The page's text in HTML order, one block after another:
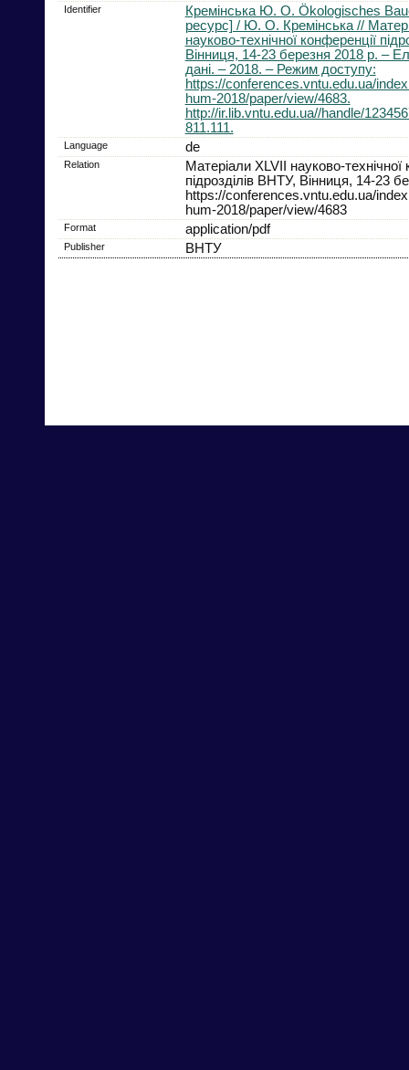
Identifier
Кремінська Ю. О. Ökologisches
ресурс] / Ю. О. Кремінська //
науково-технічної конференції
Вінниця, 14-23 березня 2018 р. –
дані. – 2018. – Режим доступу:
https://conferences.vntu.edu.ua/
hum-2018/paper/view/4683.
http://ir.lib.vntu.edu.ua//handle/
811.111.
Language de
Relation
Матеріали XLVII науково-технічної
підрозділів ВНТУ, Вінниця, 14-23
https://conferences.vntu.edu.ua/
hum-2018/paper/view/4683
Format application/pdf
Publisher ВНТУ